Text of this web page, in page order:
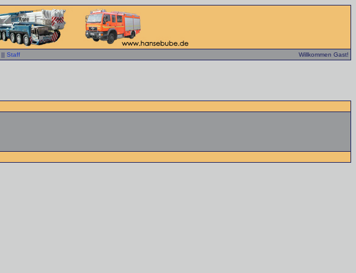
|| Staff Willkommen Gast!